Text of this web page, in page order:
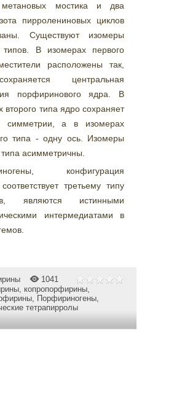
мостика и два
пирролениновых циклов
Существуют изомеры
типов. В изомерах первого
расположены так,
центральная
порфиринового ядра. В
второго типа ядро сохраняет
симметрии, а в изомерах
типа - одну ось. Изомеры
типа асимметричны.
конфигурация
третьему типу
являются истинными
интермедиатами в
1041
, копропорфирины,
, Порфириногены,
тетрапирролы